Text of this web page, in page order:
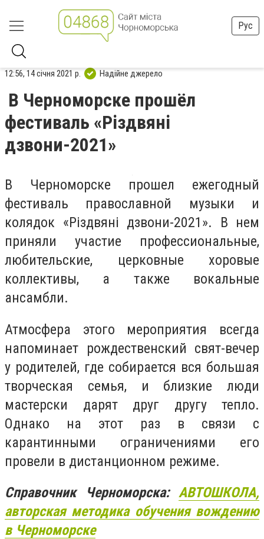
Рус
12:56, 14 січня 2021 р. Надійне джерело
В Черноморске прошёл
фестиваль «Різдвяні
дзвони-2021»
В Черноморске прошел ежегодный
фестиваль православной музыки и
колядок «Різдвяні дзвони-2021». В нем
приняли участие профессиональные,
любительские, церковные хоровые
коллективы, а также вокальные
ансамбли.
Атмосфера этого мероприятия всегда
напоминает рождественский свят-вечер
у родителей, где собирается вся большая
творческая семья, и близкие люди
мастерски дарят друг другу тепло.
Однако на этот раз в связи с
карантинными ограничениями его
провели в дистанционном режиме.
Справочник Черноморска: АВТОШКОЛА,
авторская методика обучения вождению
в Черноморске